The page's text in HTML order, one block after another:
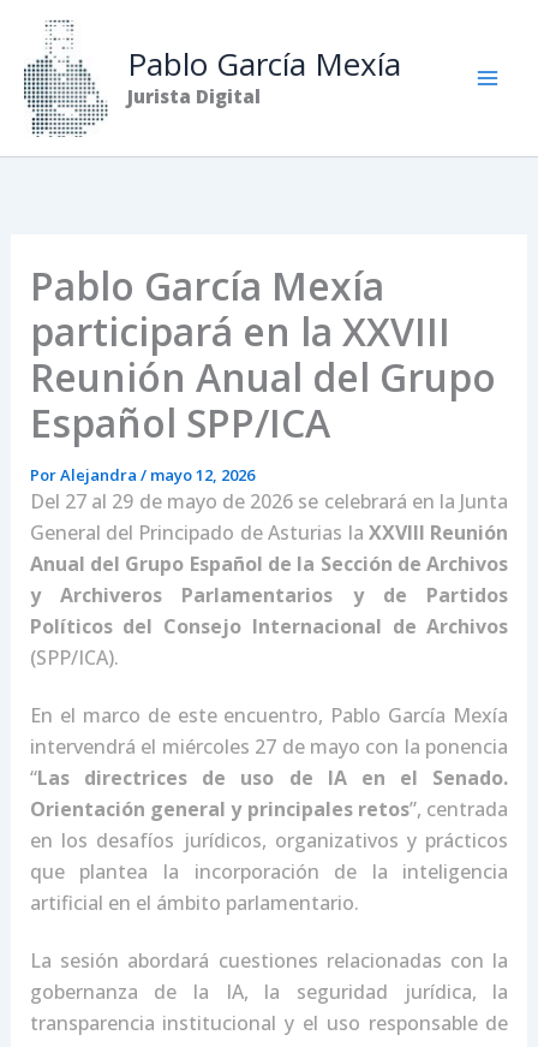
contenido
Pablo García Mexía
Jurista Digital
Pablo García Mexía
participará en la XXVIII
Reunión Anual del Grupo
Español SPP/ICA
PorAlejandra / mayo 12, 2026
Del 27 al 29 de mayo de 2026 se celebrará en la Junta
General del Principado de Asturias la XXVIII Reunión
Anual del Grupo Español de la Sección de Archivos
y Archiveros Parlamentarios y de Partidos
Políticos del Consejo Internacional de Archivos
(SPP/ICA).
En el marco de este encuentro, Pablo García Mexía
intervendrá el miércoles 27 de mayo con la ponencia
“Las directrices de uso de IA en el Senado.
Orientación general y principales retos”, centrada
en los desafíos jurídicos, organizativos y prácticos
que plantea la incorporación de la inteligencia
artificial en el ámbito parlamentario.
La sesión abordará cuestiones relacionadas con la
gobernanza de la IA, la seguridad jurídica, la
transparencia institucional y el uso responsable de